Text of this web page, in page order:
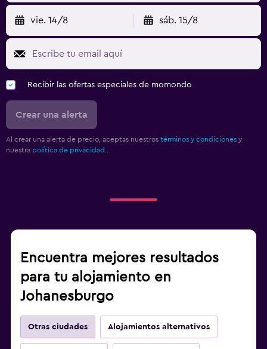
vie. 14/8 sáb. 15/8
Recibir las ofertas especiales de momondo
Crear una alerta
Al crear una alerta de precio, aceptas nuestros términos y condiciones y
nuestra política de privacidad.
Encuentra mejores resultados
para tu alojamiento en
Johanesburgo
Otras ciudades Alojamientos alternativos